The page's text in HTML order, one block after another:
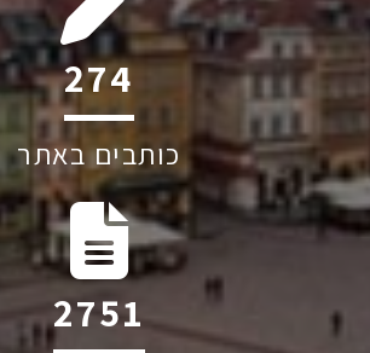
274
כותבים באתר
2968